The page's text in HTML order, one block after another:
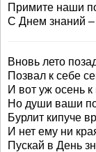
Примите наши
С Днем знаний
Вновь лето
Позвал к себе
И вот уж осень
Но души ваши
Бурлит кипуче
И нет ему ни
Пускай в День